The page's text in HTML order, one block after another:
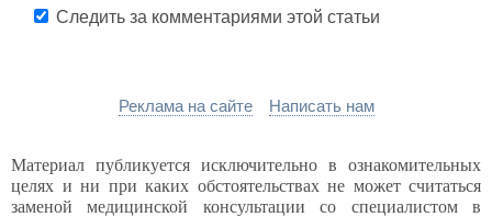
Следить за комментариями этой статьи
Реклама на сайте Написать нам
Материал публикуется исключительно в ознакомительных
целях и ни при каких обстоятельствах не может считаться
заменой медицинской консультации со специалистом в